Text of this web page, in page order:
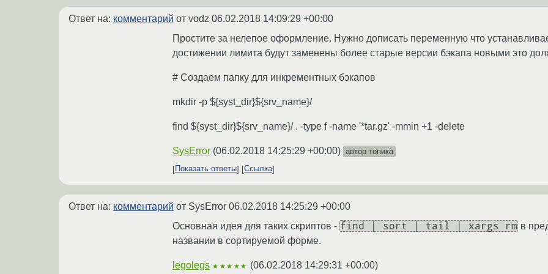
Ответ на: комментарий от vodz 06.02.2018 14:09:29 +00:00
Простите за нелепое оформление. Нужно дописать переменную что
достижении лимита будут заменены более старые версии бэкапа новыми это
# Создаем папку для инкрементных бэкапов
mkdir -p ${syst_dir}${srv_name}/
find ${syst_dir}${srv_name}/ . -type f -name '*tar.gz' -mmin +1 -delete
SysError (06.02.2018 14:25:29 +00:00) автор топика
Показать ответы
Ссылка
Ответ на: комментарий от SysError 06.02.2018 14:25:29 +00:00
Основная идея для таких скриптов - find | sort | tail | xargs rm в
названии в сортируемой форме.
legolegs ★★★★★ (06.02.2018 14:29:31 +00:00)